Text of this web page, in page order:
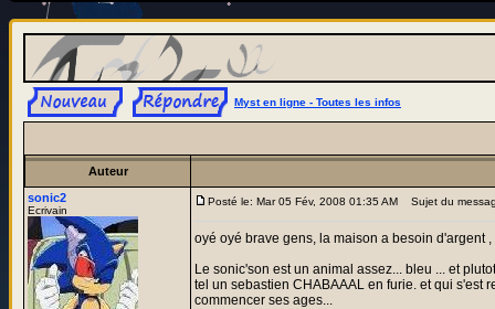
Myst en ligne - Toutes les infos
Auteur
sonic2
Ecrivain
Posté le: Mar 05 Fév, 2008 01:35 AM Sujet du
oyé oyé brave gens, la maison a besoin d'argent
Le sonic'son est un animal assez... bleu ... et
tel un sebastien CHABAAAL en furie. et qui s'est
commencer ses ages...